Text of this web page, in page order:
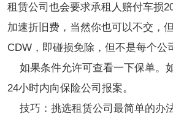
租赁公司也会要求承租人赔付车损
加速折旧费，当然你也可以不交，
CDW，即碰损免除，但不是每个公
如果条件允许可查看一下保单。
24小时内向保险公司报案。
技巧：挑选租赁公司最简单的办